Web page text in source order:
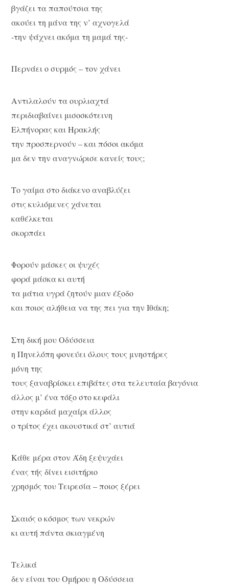
βγάζει τα παπούτσια της
ακούει τη μάνα της ν’ αχνογελά
-την ψάχνει ακόμα τη μαμά της-
Περνάει ο συρμός – τον χάνει
Αντιλαλούν τα ουρλιαχτά
περιδιαβαίνει μισοσκότεινη
Ελπήνορας και Ηρακλής
την προσπερνούν – και πόσοι ακόμα
μα δεν την αναγνώρισε κανείς τους;
Το γαίμα στο διάκενο αναβλύζει
στις κυλιόμενες χάνεται
καθέλκεται
σκορπάει
Φορούν μάσκες οι ψυχές
φορά μάσκα κι αυτή
τα μάτια υγρά ζητούν μιαν έξοδο
και ποιος αλήθεια να της πει για την Ιθάκη;
Στη δική μου Οδύσσεια
η Πηνελόπη φονεύει όλους τους μνηστήρες
μόνη της
τους ξαναβρίσκει επιβάτες στα τελευταία βαγόνια
άλλος μ’ ένα τόξο στο κεφάλι
στην καρδιά μαχαίρι άλλος
ο τρίτος έχει ακουστικά στ’ αυτιά
Κάθε μέρα στον Άδη ξεψυχάει
ένας τής δίνει εισιτήριο
χρησμός του Τειρεσία – ποιος ξέρει
Σκαιός ο κόσμος των νεκρών
κι αυτή πάντα σκιαγμένη
Τελικά
δεν είναι του Ομήρου η Οδύσσεια